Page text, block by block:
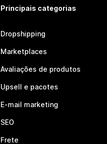
Principais categorias
Dropshipping
Marketplaces
Avaliações de produtos
Upsell e pacotes
E-mail marketing
SEO
Frete